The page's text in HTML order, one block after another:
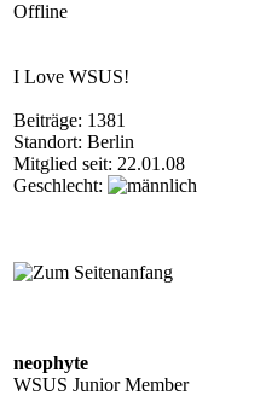
Offline
I Love WSUS!
Beiträge: 1381
Standort: Berlin
Mitglied seit: 22.01.08
Geschlecht:
neophyte
WSUS Junior Member